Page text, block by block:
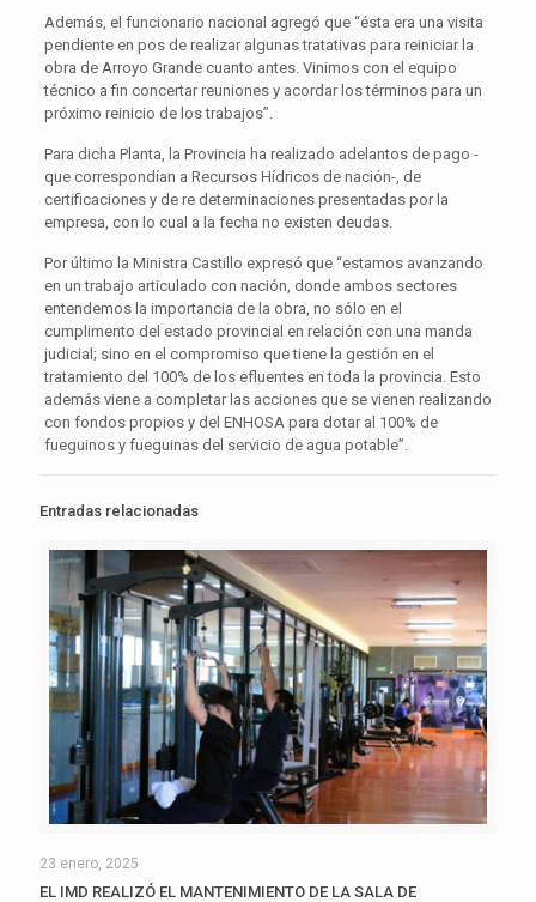
Además, el funcionario nacional agregó que “ésta era una visita
pendiente en pos de realizar algunas tratativas para reiniciar la
obra de Arroyo Grande cuanto antes. Vinimos con el equipo
técnico a fin concertar reuniones y acordar los términos para un
próximo reinicio de los trabajos”.
Para dicha Planta, la Provincia ha realizado adelantos de pago -
que correspondían a Recursos Hídricos de nación-, de
certificaciones y de re determinaciones presentadas por la
empresa, con lo cual a la fecha no existen deudas.
Por último la Ministra Castillo expresó que “estamos avanzando
en un trabajo articulado con nación, donde ambos sectores
entendemos la importancia de la obra, no sólo en el
cumplimento del estado provincial en relación con una manda
judicial; sino en el compromiso que tiene la gestión en el
tratamiento del 100% de los efluentes en toda la provincia. Esto
además viene a completar las acciones que se vienen realizando
con fondos propios y del ENHOSA para dotar al 100% de
fueguinos y fueguinas del servicio de agua potable”.
Entradas relacionadas
23 enero, 2025
EL IMD REALIZÓ EL MANTENIMIENTO DE LA SALA DE